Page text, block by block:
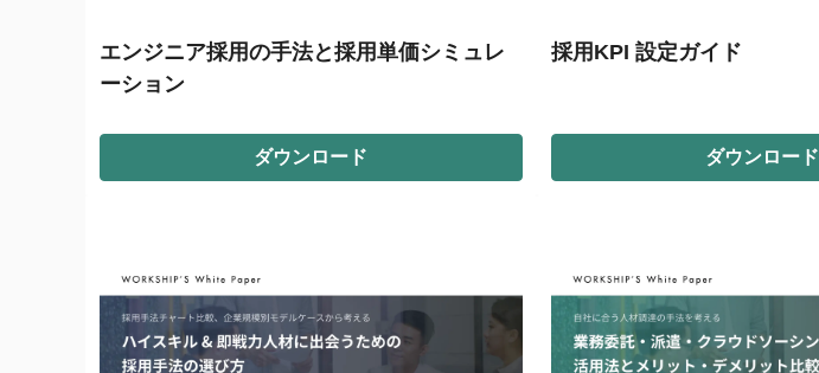
エンジニア採用の手法と採用単価シミュレ
ーション
ダウンロード
採用KPI 設定ガイド
ダウンロード